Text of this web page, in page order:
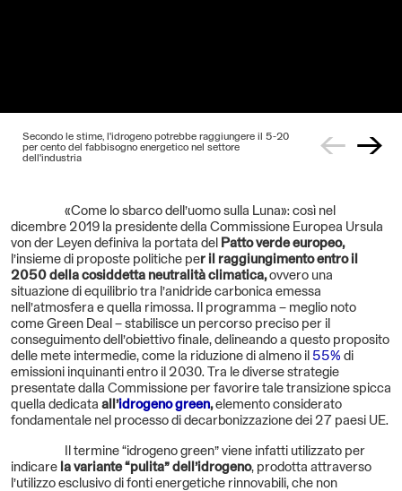
Secondo le stime, l'idrogeno potrebbe raggiungere il 5-20
per cento del fabbisogno energetico nel settore
dell'industria
«Come lo sbarco dell’uomo sulla Luna»: così nel
dicembre 2019 la presidente della Commissione Europea Ursula
von der Leyen definiva la portata del
Patto verde europeo,
l’insieme di proposte politiche per il raggiungimento entro il
2050 della cosiddetta neutralità climatica,ovvero una
situazione di equilibrio tra l’anidride carbonica emessa
nell’atmosfera e quella rimossa. Il programma – meglio noto
come Green Deal – stabilisce un percorso preciso per il
conseguimento dell’obiettivo finale, delineando a questo proposito
delle mete intermedie, come la riduzione di almeno il 55% di
emissioni inquinanti entro il 2030. Tra le diverse strategie
presentate dalla Commissione per favorire tale transizione spicca
quella dedicata all’idrogeno green,elemento considerato
fondamentale nel processo di decarbonizzazione dei 27 paesi UE.
Il termine “idrogeno green” viene infatti utilizzato per
indicare la variante “pulita” dell’idrogeno, prodotta attraverso
l’utilizzo esclusivo di fonti energetiche rinnovabili, che non